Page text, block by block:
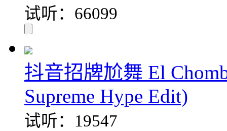
试听：66099
抖音招牌尬舞 El
Supreme Hype Edit)
试听：19547